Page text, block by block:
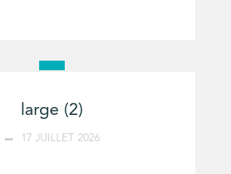
large (2)
17 JUILLET 2026